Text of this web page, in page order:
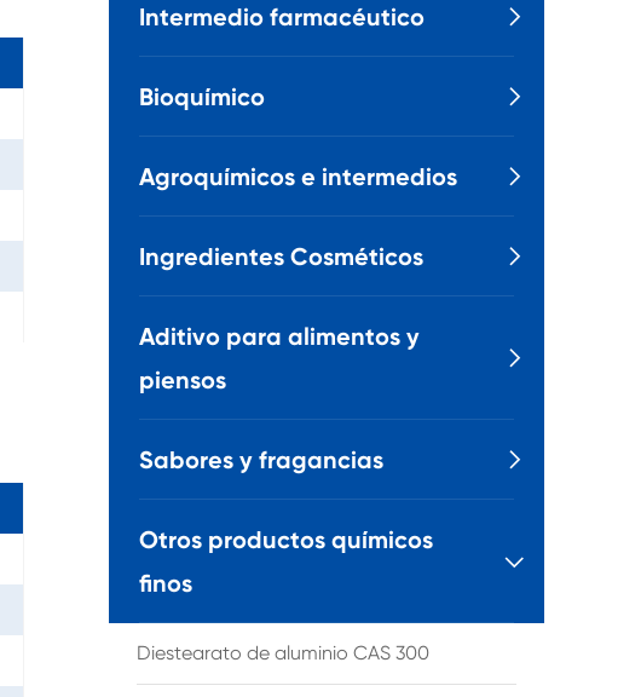
Intermedio farmacéutico 
Bioquímico 
Agroquímicos e intermedios 
Ingredientes Cosméticos 
Aditivo para alimentos y
piensos

Sabores y fragancias 
Otros productos químicos
finos

Diestearato de aluminio CAS 300